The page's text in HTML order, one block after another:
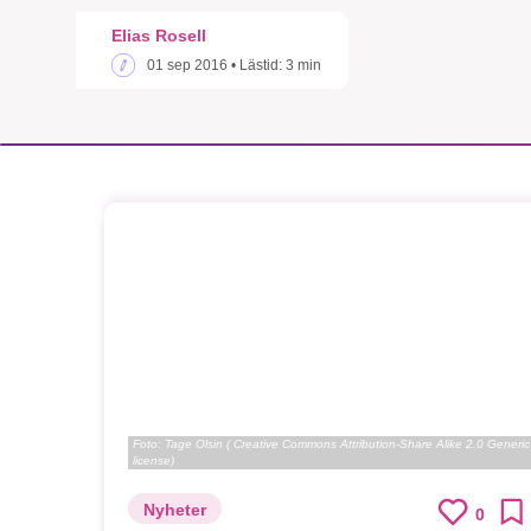
Elias Rosell
01 sep 2016 • Lästid: 3 min
Foto: Tage Olsin ( Creative Commons Attribution-Share Alike 2.0 Generic
license)
Nyheter 0